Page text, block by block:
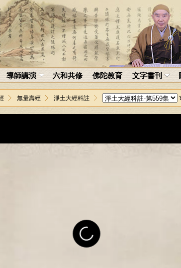
導師講演 六和共修 佛陀教育 文字書刊
無量壽經 淨土大經科註